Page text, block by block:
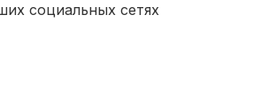
социальных сетях